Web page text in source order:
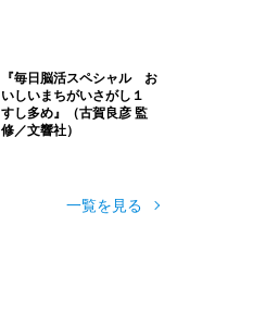
『毎日脳活スペシャル お
いしいまちがいさがし１
すし多め』（古賀良彦 監
修／文響社）
一覧を見る